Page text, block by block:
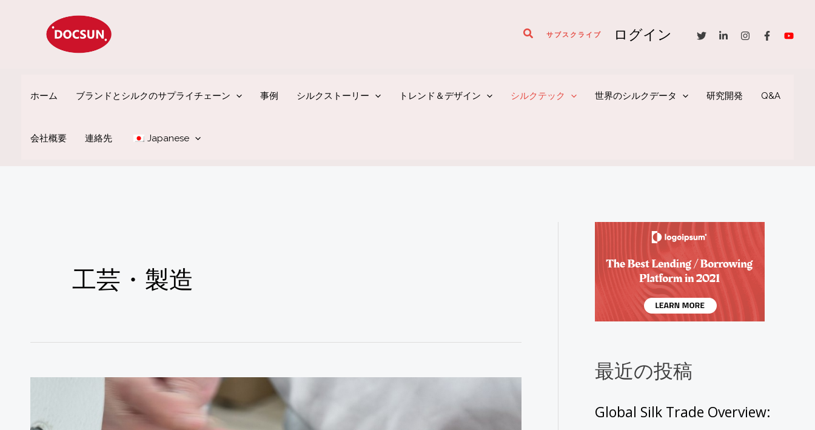
検
サブスクライブ ログイン
ホーム ブランドとシルクのサプライチェーン 事例 シルクストーリー トレンド＆デザイン シルクテック 世界のシルクデータ 研究開発 Q&A
会社概要 連絡先 Japanese
工芸・製造
最近の投稿
Global Silk Trade Overview: